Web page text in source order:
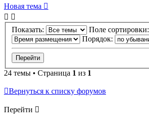
Новая тема
Показать:
Поле сортировки:
Порядок:
24 темы • Страница 1 из 1
Вернуться к списку форумов
Перейти